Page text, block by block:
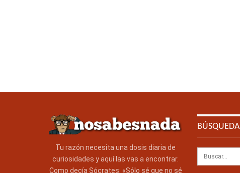
Tu razón necesita una dosis diaria de
curiosidades y aquí las vas a encontrar.
Como decía Sócrates: «Sólo sé que no sé
BÚSQUEDA